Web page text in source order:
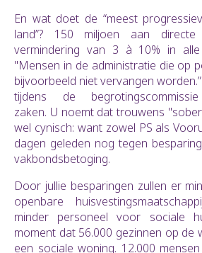
En wat doet de “meest
land”? 150 miljoen aan directe
vermindering van 3 à 10% in alle
"Mensen in de administratie die op
bijvoorbeeld niet vervangen
tijdens de
zaken. U noemt dat trouwens
wel cynisch: want zowel PS als
dagen geleden nog tegen
vakbondsbetoging.
Door jullie besparingen zullen er
openbare
minder personeel voor sociale
moment dat 56.000 gezinnen op de
een sociale woning. 12.000